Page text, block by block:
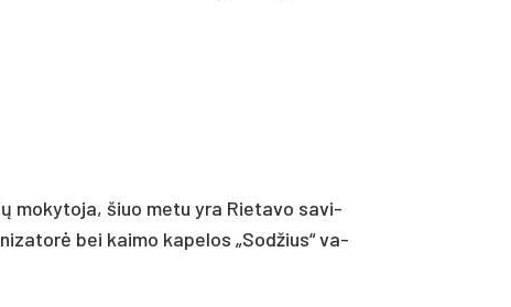
mo­ky­to­ja, šiuo me­tu yra Rie­ta­vo sa­vi­
bei kai­mo ka­pe­los „Sod­žius“ va­